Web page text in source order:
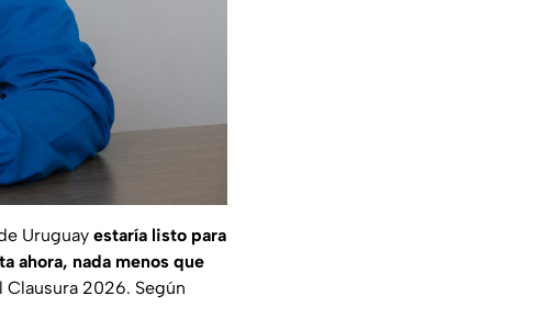
Uruguay estaría listo para
ahora, nada menos que
Clausura 2026. Según